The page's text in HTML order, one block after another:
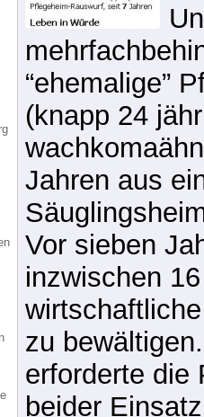
“ehemalige”
(knapp 24
Jahren aus
Vor sieben
inzwischen
zu
erforderte die
beider